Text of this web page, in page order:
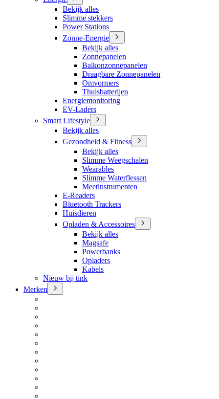
Bekijk alles
Slimme stekkers
Power Stations
Zonne-Energie
Bekijk alles
Zonnepanelen
Balkonzonnepanelen
Draagbare Zonnepanelen
Omvormers
Thuisbatterijen
Energiemonitoring
EV-Laders
Smart Lifestyle
Bekijk alles
Gezondheid & Fitness
Bekijk alles
Slimme Weegschalen
Wearables
Slimme Waterflessen
Meetinstrumenten
E-Readers
Bluetooth Trackers
Huisdieren
Opladen & Accessoires
Bekijk alles
Magsafe
Powerbanks
Opladers
Kabels
Nieuw bij tink
Merken